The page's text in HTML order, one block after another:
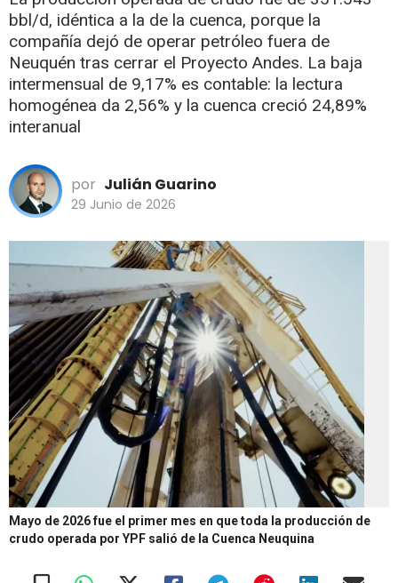
bbl/d, idéntica a la de la cuenca, porque la
compañía dejó de operar petróleo fuera de
Neuquén tras cerrar el Proyecto Andes. La baja
intermensual de 9,17% es contable: la lectura
homogénea da 2,56% y la cuenca creció 24,89%
interanual
por Julián Guarino
29 Junio de 2026
Mayo de 2026 fue el primer mes en que toda la producción de
crudo operada por YPF salió de la Cuenca Neuquina